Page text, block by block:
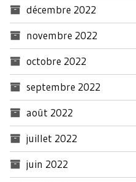
décembre 2022
novembre 2022
octobre 2022
septembre 2022
août 2022
juillet 2022
juin 2022